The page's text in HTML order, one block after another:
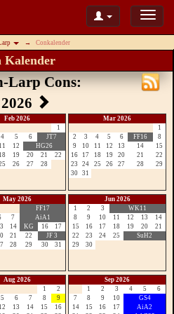
Conkalender
Kalender
Larp Cons:
2026
Feb 2026
1
4 5 6
JT7
11 12
HG26
18 19 20 21
22
26 27 28
Mar 2026
1
2
3 4 5 6 FF16
8
9
10 11 12 13 14
15
16
17 18 19 20 21
22
23
24 25 26 27 28
29
30 31
May 2026
FF17
7
AiA1
14 KG 16
17
21 22
JF 3
28 29 30 31
Jun 2026
1
2 3
WK11
8
9 10 11 12 13
14
15
16 17 18 19 20
21
22
23 24 25
SuH2
29
30
Aug 2026
1
2
5 6 7 8
9
12 13 14 15
16
Sep 2026
1
2 3 4 5
6
7
8 9 10
GS4
14
15 16 17
AiA2